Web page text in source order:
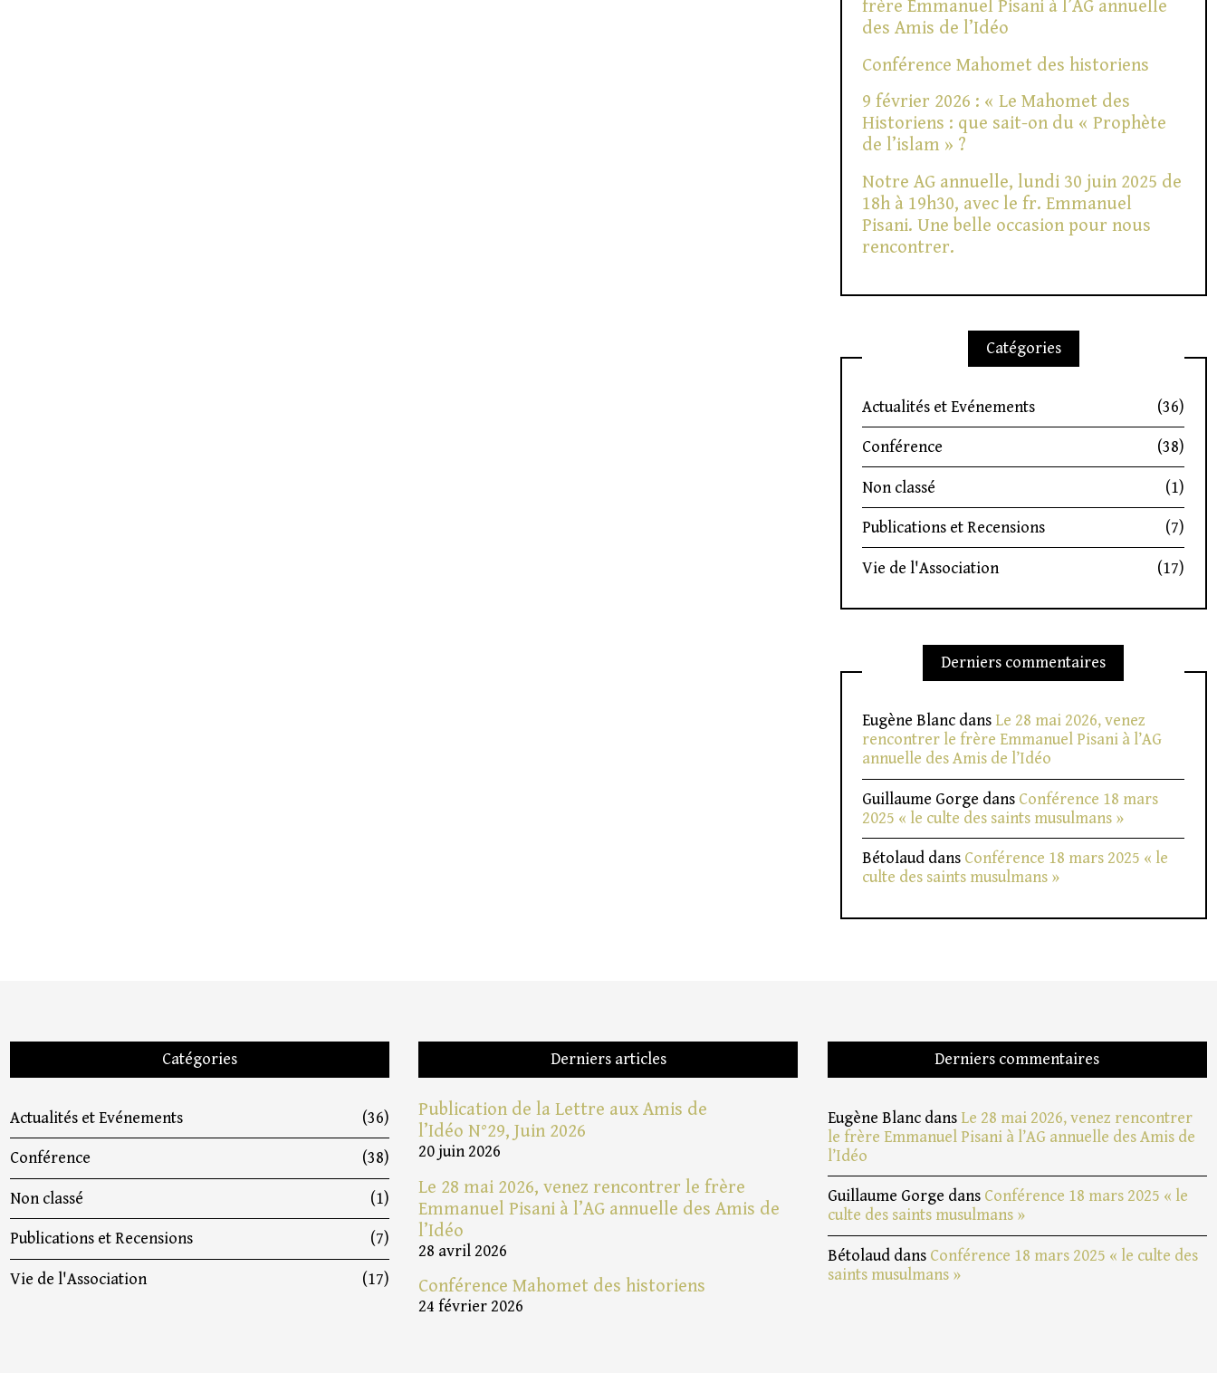
frère Emmanuel Pisani à l’AG annuelle
des Amis de l’Idéo
Conférence Mahomet des historiens
9 février 2026 : « Le Mahomet des
Historiens : que sait-on du « Prophète
de l’islam » ?
Notre AG annuelle, lundi 30 juin 2025 de
18h à 19h30, avec le fr. Emmanuel
Pisani. Une belle occasion pour nous
rencontrer.
Catégories
Actualités et Evénements (36)
Conférence (38)
Non classé (1)
Publications et Recensions (7)
Vie de l'Association (17)
Derniers commentaires
Eugène Blanc dans Le 28 mai 2026, venez
rencontrer le frère Emmanuel Pisani à l’AG
annuelle des Amis de l’Idéo
Guillaume Gorge dans Conférence 18 mars
2025 « le culte des saints musulmans »
Bétolaud dans Conférence 18 mars 2025 « le
culte des saints musulmans »
Catégories
Actualités et Evénements (36)
Conférence (38)
Non classé (1)
Publications et Recensions (7)
Vie de l'Association (17)
Derniers articles
Publication de la Lettre aux Amis de
l’Idéo N°29, Juin 2026
20 juin 2026
Le 28 mai 2026, venez rencontrer le frère
Emmanuel Pisani à l’AG annuelle des Amis de
l’Idéo
28 avril 2026
Conférence Mahomet des historiens
24 février 2026
Derniers commentaires
Eugène Blancdans Le 28 mai 2026, venez rencontrer
le frère Emmanuel Pisani à l’AG annuelle des Amis de
l’Idéo
Guillaume Gorge dans Conférence 18 mars 2025 « le
culte des saints musulmans »
Bétolauddans Conférence 18 mars 2025 « le culte des
saints musulmans »